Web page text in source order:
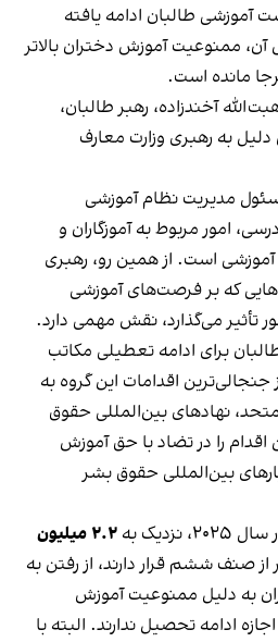
آموزشی طالبان ادامه یافته
ممنوعیت آموزش دختران بالاتر
مانده است.
آخندزاده، رهبر طالبان،
به رهبری وزارت معارف
مدیریت نظام آموزشی
امور مربوط به آموزگاران و
است. از همین رو، رهبری
که بر فرصت‌های آموزشی
تأثیر می‌گذارد، نقش مهمی دارد.
تصمیم طالبان برای ادامه تعطیلی مکاتب
اقدامات این گروه به
نهادهای بین‌المللی حقوق
را در تضاد با حق آموزش
بین‌المللی حقوق بشر
به
۲.۲ میلیون
از صنف ششم قرار دارند، از رفتن به
به دلیل ممنوعیت آموزش
ادامه تحصیل ندارند. البته با